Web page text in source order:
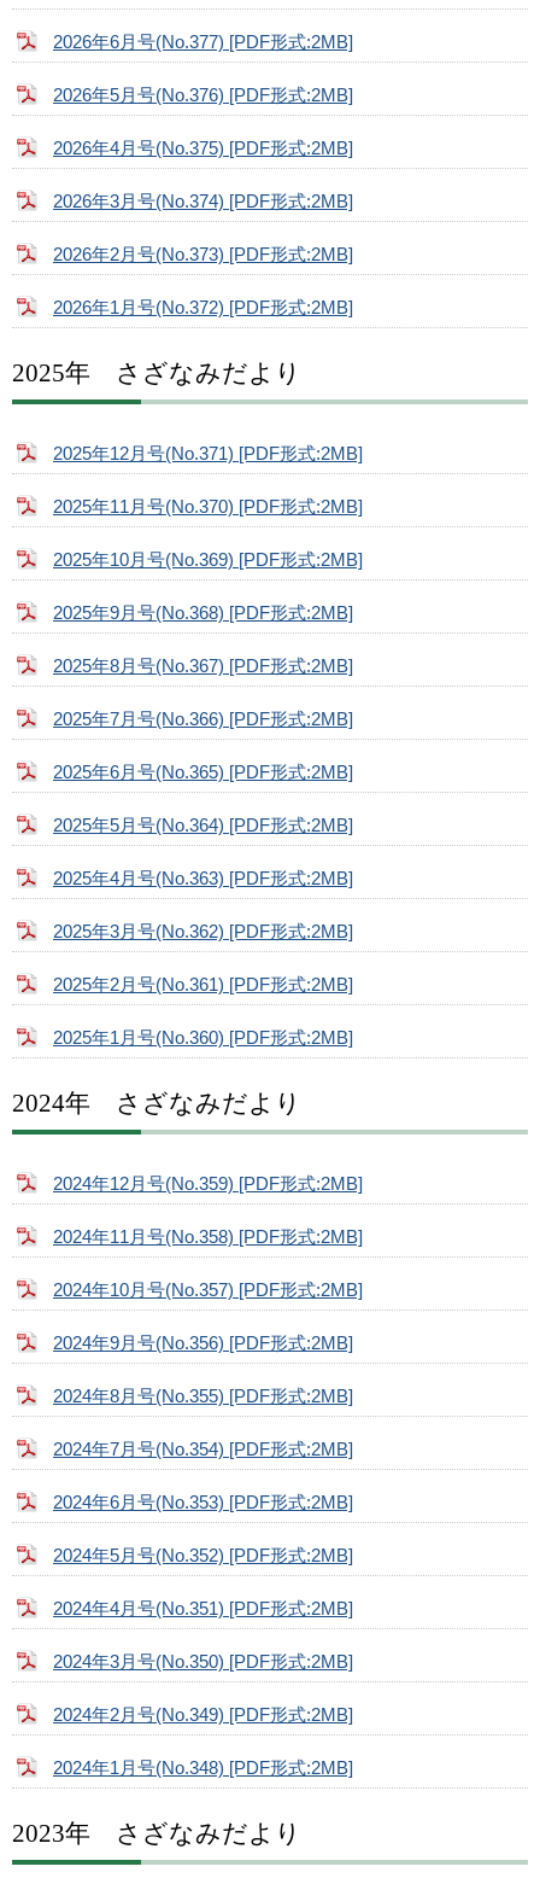
2026年6月号(No.377) [PDF形式:2MB]
2026年5月号(No.376) [PDF形式:2MB]
2026年4月号(No.375) [PDF形式:2MB]
2026年3月号(No.374) [PDF形式:2MB]
2026年2月号(No.373) [PDF形式:2MB]
2026年1月号(No.372) [PDF形式:2MB]
2025年 さざなみだより
2025年12月号(No.371) [PDF形式:2MB]
2025年11月号(No.370) [PDF形式:2MB]
2025年10月号(No.369) [PDF形式:2MB]
2025年9月号(No.368) [PDF形式:2MB]
2025年8月号(No.367) [PDF形式:2MB]
2025年7月号(No.366) [PDF形式:2MB]
2025年6月号(No.365) [PDF形式:2MB]
2025年5月号(No.364) [PDF形式:2MB]
2025年4月号(No.363) [PDF形式:2MB]
2025年3月号(No.362) [PDF形式:2MB]
2025年2月号(No.361) [PDF形式:2MB]
2025年1月号(No.360) [PDF形式:2MB]
2024年 さざなみだより
2024年12月号(No.359) [PDF形式:2MB]
2024年11月号(No.358) [PDF形式:2MB]
2024年10月号(No.357) [PDF形式:2MB]
2024年9月号(No.356) [PDF形式:2MB]
2024年8月号(No.355) [PDF形式:2MB]
2024年7月号(No.354) [PDF形式:2MB]
2024年6月号(No.353) [PDF形式:2MB]
2024年5月号(No.352) [PDF形式:2MB]
2024年4月号(No.351) [PDF形式:2MB]
2024年3月号(No.350) [PDF形式:2MB]
2024年2月号(No.349) [PDF形式:2MB]
2024年1月号(No.348) [PDF形式:2MB]
2023年 さざなみだより